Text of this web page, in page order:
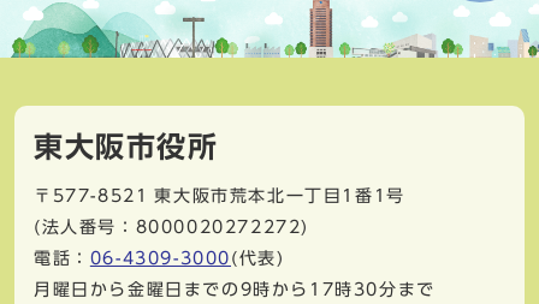
東大阪市役所
〒577-8521
東大阪市荒本北一丁目1番1号
(法人番号：8000020272272)
電話： 06-4309-3000 (代表)
月曜日から金曜日までの9時から17時30分まで